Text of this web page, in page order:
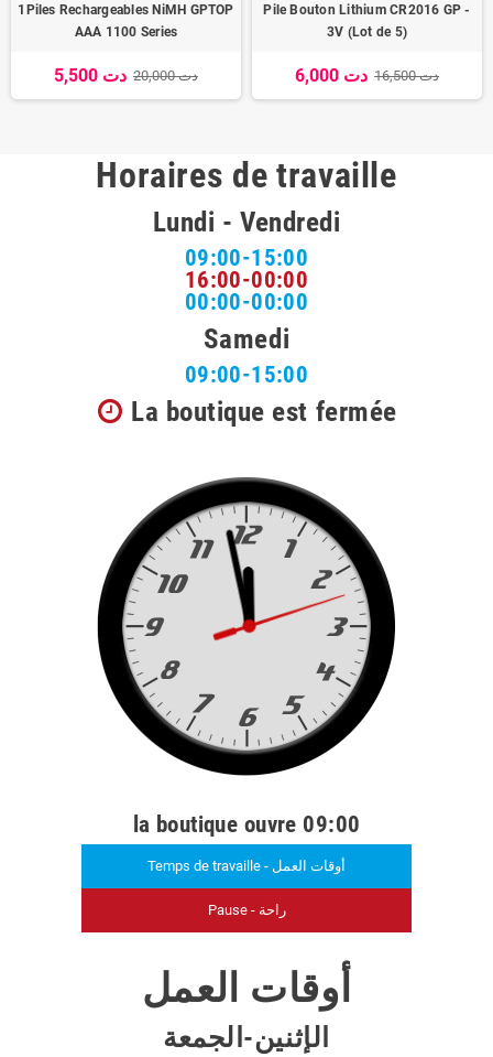
1Piles Rechargeables NiMH GPTOP
AAA 1100 Series
5,500 دت 20,000 دت
Pile Bouton Lithium CR2016 GP -
3V (Lot de 5)
6,000 دت 16,500 دت
Horaires de travaille
Lundi - Vendredi
09:00-15:00
16:00-00:00
00:00-00:00
Samedi
09:00-15:00
La boutique est fermée
la boutique ouvre 09:00
Temps de travaille - أوقات العمل
Pause - راحة
أوقات العمل
الإثنين-الجمعة